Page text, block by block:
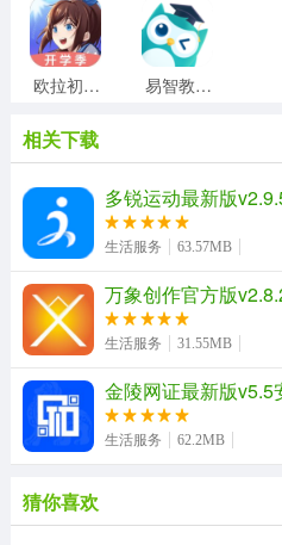
费，班级变动信息一目了然，
欧拉初中数学免费版v1.0.7破解版 易智教官方版v4.1.5安卓版
相关下载
多锐运动最新版
生活服务 63.57MB
万象创作官方版
生活服务 31.55MB
金陵网证最新版v5.5
生活服务 62.2MB
猜你喜欢